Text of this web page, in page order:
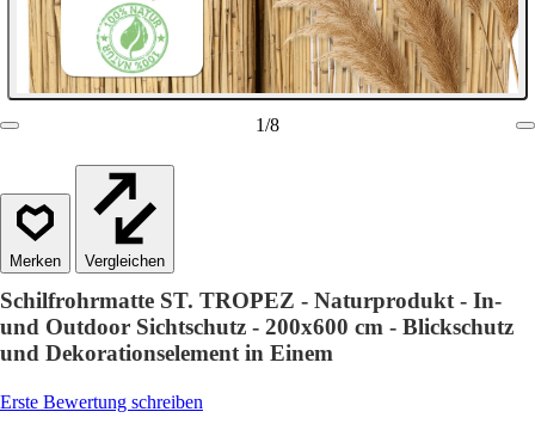
1/8
Vergleichen
Schilfrohrmatte ST. TROPEZ - Naturprodukt - In-
und Outdoor Sichtschutz - 200x600 cm - Blickschutz
und Dekorationselement in Einem
Erste Bewertung schreiben